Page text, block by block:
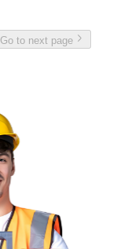
Go to next page